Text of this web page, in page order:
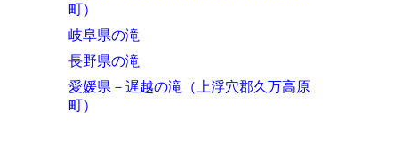
町）
岐阜県の滝
長野県の滝
愛媛県－遅越の滝（上浮穴郡久万高原
町）